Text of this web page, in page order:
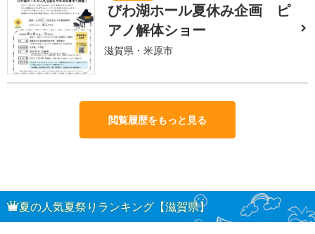
びわ湖ホール夏休み企画 ピ
アノ解体ショー
滋賀県・米原市
閲覧履歴をもっと見る
夏の人気夏祭りランキング【滋賀県】